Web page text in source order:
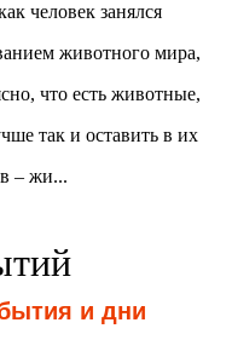
человек занялся
животного мира,
что есть животные,
так и оставить в их
– жи...
и дни